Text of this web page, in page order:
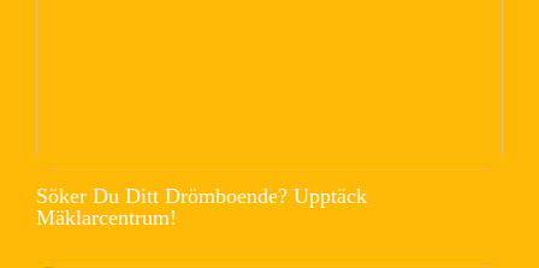
Söker Du Ditt Drömboende? Upptäck
Mäklarcentrum!